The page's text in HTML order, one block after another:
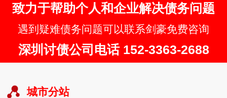
致力于帮助个人和企业解决债务问题
遇到疑难债务问题可以联系剑豪免费咨询
深圳讨债公司电话 152-3363-2688
城市分站